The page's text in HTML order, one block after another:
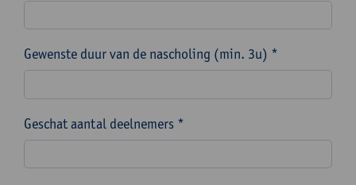
Gewenste duur van de nascholing (min. 3u) *
Geschat aantal deelnemers *